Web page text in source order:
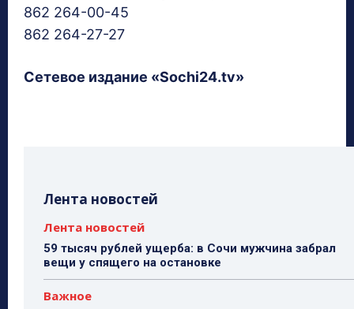
862 264-00-45
862 264-27-27
Сетевое издание «Sochi24.tv»
Лента новостей
Лента новостей
59 тысяч рублей ущерба: в Сочи мужчина забрал
вещи у спящего на остановке
Важное